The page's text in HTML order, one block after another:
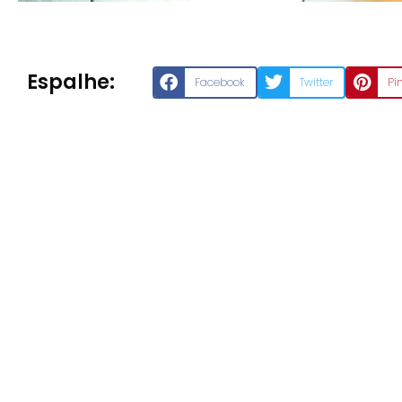
Espalhe: Facebook Twitter